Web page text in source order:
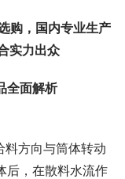
购，国内专业生产
实力出众
全面解析
料方向与筒体转动
后，在散料水流作